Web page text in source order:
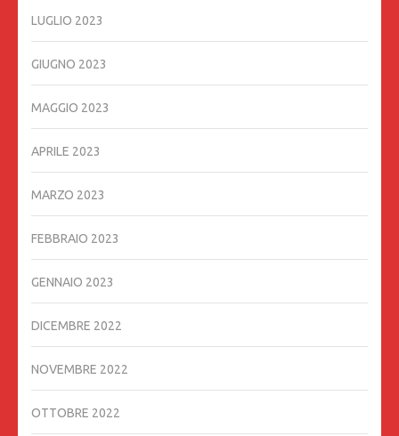
LUGLIO 2023
GIUGNO 2023
MAGGIO 2023
APRILE 2023
MARZO 2023
FEBBRAIO 2023
GENNAIO 2023
DICEMBRE 2022
NOVEMBRE 2022
OTTOBRE 2022